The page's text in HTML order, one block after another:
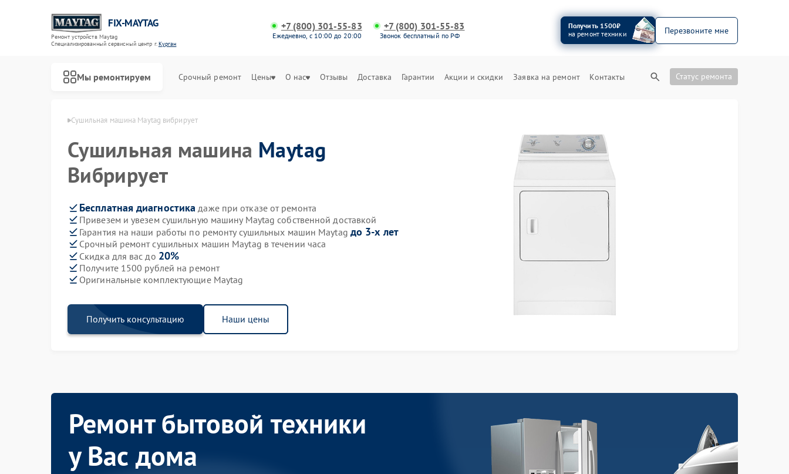
FIX-MAYTAG
Ремонт устройств Maytag
Специализированный cервисный центр г.Курган
+7 (800) 301-55-83
Ежедневно, с 10:00 до 20:00
+7 (800) 301-55-83
Звонок бесплатный по РФ
Получить 1500₽
на ремонт техники
Перезвоните мне
Мы ремонтируем Срочный ремонт Цены О нас Отзывы Доставка Гарантии Акции и скидки Заявка на ремонт Контакты Статус ремонта
Сушильная машина Maytag вибрирует
Сушильная машина Maytag
Вибрирует
Бесплатная диагностика даже при отказе от ремонта
Привезем и увезем сушильную машину Maytag собственной доставкой
Гарантия на наши работы по ремонту сушильных машин Maytag до 3-х лет
Срочный ремонт сушильных машин Maytag в течении часа
Скидка для вас до 20%
Получите 1500 рублей на ремонт
Оригинальные комплектующие Maytag
Получить консультацию Наши цены
Ремонт бытовой техники
у Вас дома